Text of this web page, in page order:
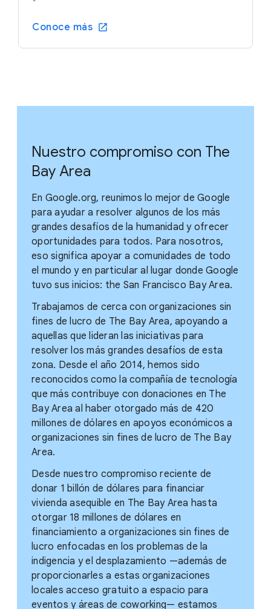
Conoce más
Nuestro compromiso con The
Bay Area
En Google.org, reunimos lo mejor de Google
para ayudar a resolver algunos de los más
grandes desafíos de la humanidad y ofrecer
oportunidades para todos. Para nosotros,
eso significa apoyar a comunidades de todo
el mundo y en particular al lugar donde Google
tuvo sus inicios: the San Francisco Bay Area.
Trabajamos de cerca con organizaciones sin
fines de lucro de The Bay Area, apoyando a
aquellas que lideran las iniciativas para
resolver los más grandes desafíos de esta
zona. Desde el año 2014, hemos sido
reconocidos como la compañía de tecnología
que más contribuye con donaciones en The
Bay Area al haber otorgado más de 420
millones de dólares en apoyos económicos a
organizaciones sin fines de lucro de The Bay
Area.
Desde nuestro compromiso reciente de
donar 1 billón de dólares para financiar
vivienda asequible en The Bay Area hasta
otorgar 18 millones de dólares en
financiamiento a organizaciones sin fines de
lucro enfocadas en los problemas de la
indigencia y el desplazamiento —además de
proporcionarles a estas organizaciones
locales acceso gratuito a espacio para
eventos y áreas de coworking— estamos